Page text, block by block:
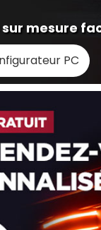
sur mesure
PC